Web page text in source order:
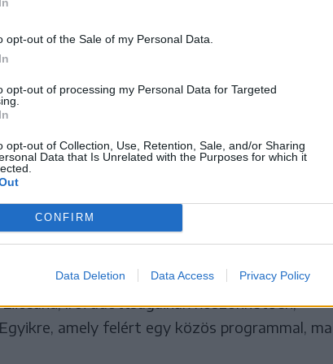
opt-out of the Sale of my Personal Data.
opt-out of processing my Personal Data for Targeted
opt-out of Collection, Use, Retention, Sale, and/or Sharing
Data that Is Unrelated with the Purposes for which it
CONFIRM
Data Deletion Data Access Privacy Policy
utcai összecsapásról készült felvételeket,
a bélyegét a találkozóra. Vagy csak a
– főként a román résztvevők. Bár egészen
a magyarellenes harcot kirobbantották,
és arról kezdtünk tanakodni, mit
megfogalmazunk egy nyilatkozatot, amely a
események azonnali megfékezéséről szólt
nem találtuk a megfelelő szavakat,
írói adottságainak köszönhetően,
amely felért egy közös programmal, ma